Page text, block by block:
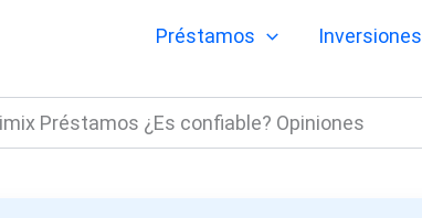
Préstamos Inversiones
Préstamos ¿Es confiable? Opiniones